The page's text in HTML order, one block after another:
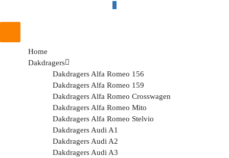
0
Home
Dakdragers
Dakdragers Alfa Romeo 156
Dakdragers Alfa Romeo 159
Dakdragers Alfa Romeo Crosswagen
Dakdragers Alfa Romeo Mito
Dakdragers Alfa Romeo Stelvio
Dakdragers Audi A1
Dakdragers Audi A2
Dakdragers Audi A3